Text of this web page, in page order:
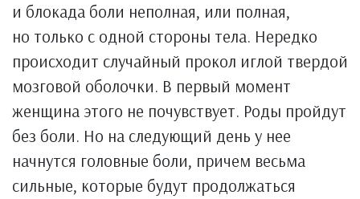
и блокада боли неполная, или полная,
но только с одной стороны тела. Нередко
происходит случайный прокол иглой твердой
мозговой оболочки. В первый момент
женщина этого не почувствует. Роды пройдут
без боли. Но на следующий день у нее
начнутся головные боли, причем весьма
сильные, которые будут продолжаться